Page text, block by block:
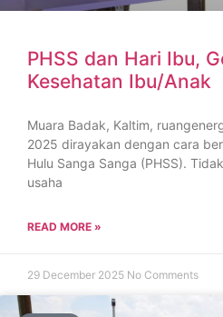
PHSS dan Hari Ibu,
Kesehatan Ibu/Anak
Muara Badak, Kaltim,
2025 dirayakan dengan cara
Hulu Sanga Sanga (PHSS).
usaha
READ MORE »
29 December 2025 No Comments